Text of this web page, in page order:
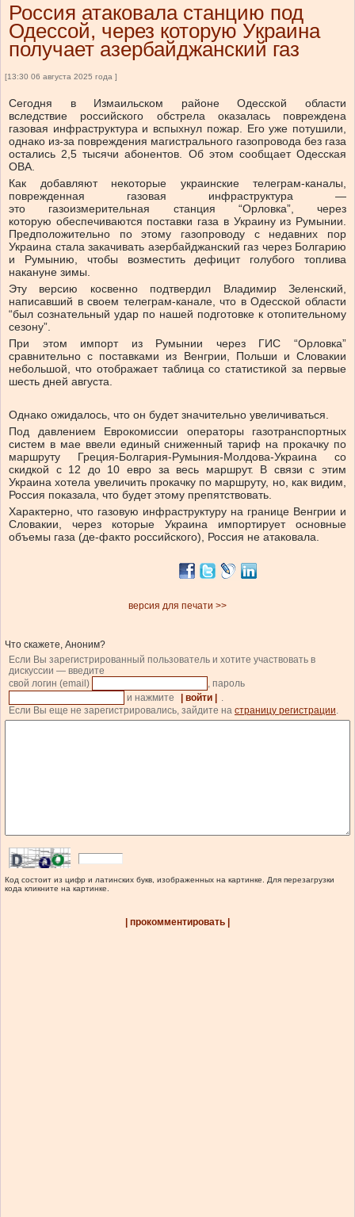
Россия атаковала станцию под
Одессой, через которую Украина
получает азербайджанский газ
[13:30 06 августа 2025 года ]
Сегодня в Измаильском районе Одесской области
вследствие российского обстрела оказалась повреждена
газовая инфраструктура и вспыхнул пожар. Его уже потушили,
однако из-за повреждения магистрального газопровода без газа
остались 2,5 тысячи абонентов. Об этом сообщает Одесская
ОВА.
Как добавляют некоторые украинские телеграм-каналы,
поврежденная газовая инфраструктура —
это газоизмерительная станция “Орловка”, через
которую обеспечиваются поставки газа в Украину из Румынии.
Предположительно по этому газопроводу с недавних пор
Украина стала закачивать азербайджанский газ через Болгарию
и Румынию, чтобы возместить дефицит голубого топлива
накануне зимы.
Эту версию косвенно подтвердил Владимир Зеленский,
написавший в своем телеграм-канале, что в Одесской области
“был сознательный удар по нашей подготовке к отопительному
сезону”.
При этом импорт из Румынии через ГИС “Орловка”
сравнительно с поставками из Венгрии, Польши и Словакии
небольшой, что отображает таблица со статистикой за первые
шесть дней августа.
Однако ожидалось, что он будет значительно увеличиваться.
Под давлением Еврокомиссии операторы газотранспортных
систем в мае ввели единый сниженный тариф на прокачку по
маршруту Греция-Болгария-Румыния-Молдова-Украина со
скидкой с 12 до 10 евро за весь маршрут. В связи с этим
Украина хотела увеличить прокачку по маршруту, но, как видим,
Россия показала, что будет этому препятствовать.
Характерно, что газовую инфраструктуру на границе Венгрии и
Словакии, через которые Украина импортирует основные
объемы газа (де-факто российского), Россия не атаковала.
версия для печати >>
Что скажете, Аноним?
Если Вы зарегистрированный пользователь и хотите участвовать в
дискуссии — введите
свой логин (email)
, пароль
и нажмите
| войти |
.
Если Вы еще не зарегистрировались, зайдите на страницу регистрации.
Код состоит из цифр и латинских букв, изображенных на картинке. Для перезагрузки
кода кликните на картинке.
| прокомментировать |